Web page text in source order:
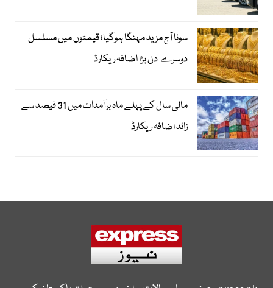
سونا آج مزید مہنگا ہوگیا؛ قیمتوں میں مسلسل
دوسرے دن بڑا اضافہ ریکارڈ
مالی سال کے پہلے ماہ برآمدات میں 31 فیصد سے
زائد اضافہ ریکارڈ